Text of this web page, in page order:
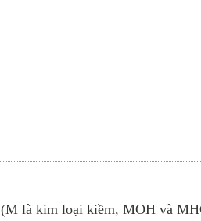
(M là kim loại kiềm, MOH và